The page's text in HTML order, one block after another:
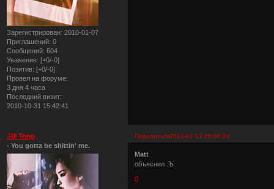
Зарегистрирован: 2010-01-07
Приглашений: 0
Сообщений: 604
Уважение: [+0/-0]
Позитив: [+0/-0]
Провел на форуме:
3 дня 4 часа
Последний визит:
2010-10-31 15:42:41
Поделиться2010-01-12 16:06:24
Jill Tong
- You gotta be shittin' me.
Matt
объяснил :Ъ
0